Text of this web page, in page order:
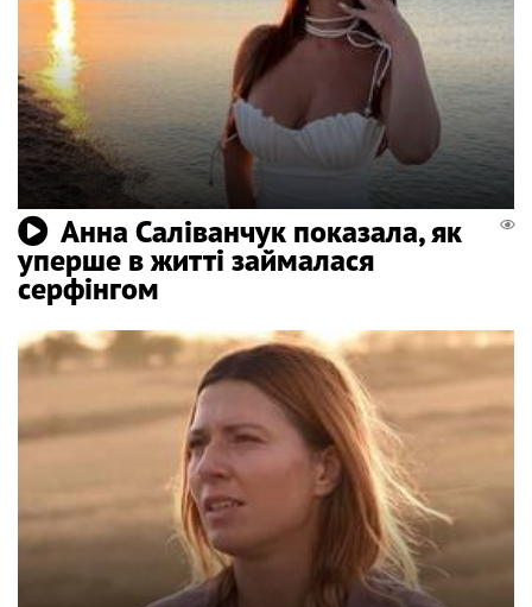
Анна Саліванчук показала, як
уперше в житті займалася
серфінгом